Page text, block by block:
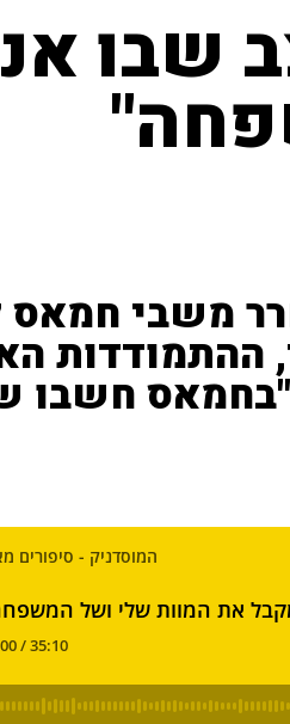
שבו
ההתמודדות
חשבו